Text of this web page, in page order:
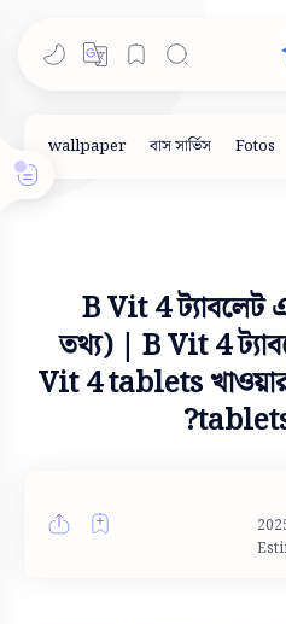
B Vit 4
তথ্য) | B Vit 4
Vit 4 tablets
tablets